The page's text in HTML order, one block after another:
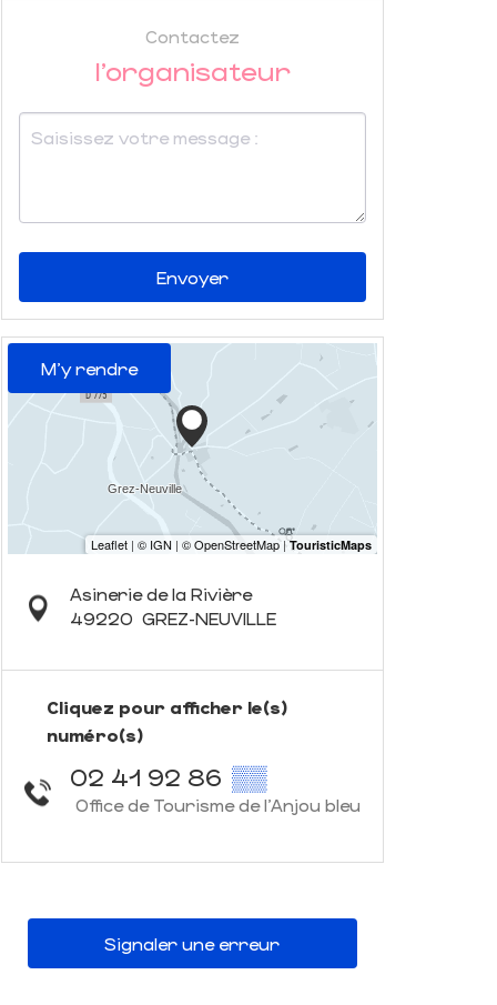
Contactez
l'organisateur
Envoyer
M'y rendre
Asinerie de la Rivière
49220 GREZ-NEUVILLE
Cliquez pour afficher le(s)
numéro(s)
02 41 92 86 ▒▒
Office de Tourisme de l'Anjou bleu
Signaler une erreur